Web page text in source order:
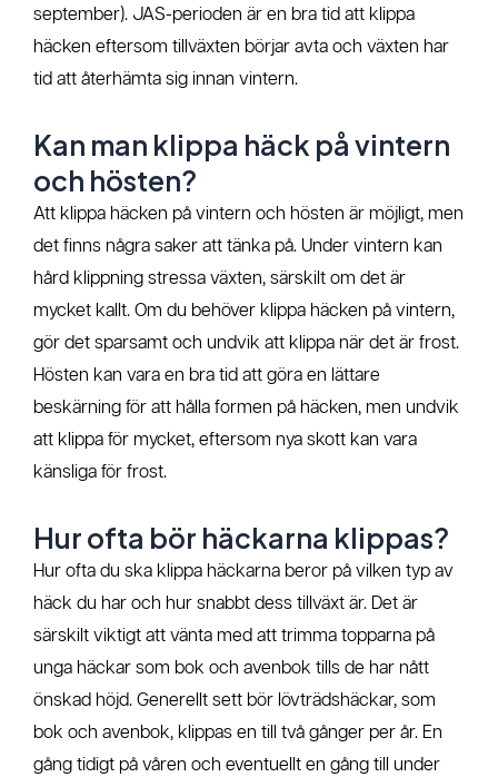
september). JAS-perioden är en bra tid att klippa
häcken eftersom tillväxten börjar avta och växten har
tid att återhämta sig innan vintern.
Kan man klippa häck på vintern
och hösten?
Att klippa häcken på vintern och hösten är möjligt, men
det finns några saker att tänka på. Under vintern kan
hård klippning stressa växten, särskilt om det är
mycket kallt. Om du behöver klippa häcken på vintern,
gör det sparsamt och undvik att klippa när det är frost.
Hösten kan vara en bra tid att göra en lättare
beskärning för att hålla formen på häcken, men undvik
att klippa för mycket, eftersom nya skott kan vara
känsliga för frost.
Hur ofta bör häckarna klippas?
Hur ofta du ska klippa häckarna beror på vilken typ av
häck du har och hur snabbt dess tillväxt är. Det är
särskilt viktigt att vänta med att trimma topparna på
unga häckar som bok och avenbok tills de har nått
önskad höjd. Generellt sett bör lövträdshäckar, som
bok och avenbok, klippas en till två gånger per år. En
gång tidigt på våren och eventuellt en gång till under